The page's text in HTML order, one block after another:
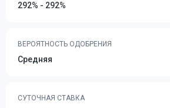
292% - 292%
ВЕРОЯТНОСТЬ ОДОБРЕНИЯ
Средняя
СУТОЧНАЯ СТАВКА